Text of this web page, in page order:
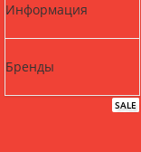
Информация
Бренды
NEW
SALE